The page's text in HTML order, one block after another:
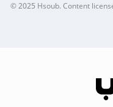
© 2025Hsoub.Content